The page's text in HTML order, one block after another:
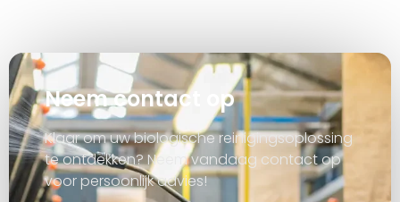
Neem contact op
Klaar om uw biologische reinigingsoplossing
te ontdekken? Neem vandaag contact op
voor persoonlijk advies!